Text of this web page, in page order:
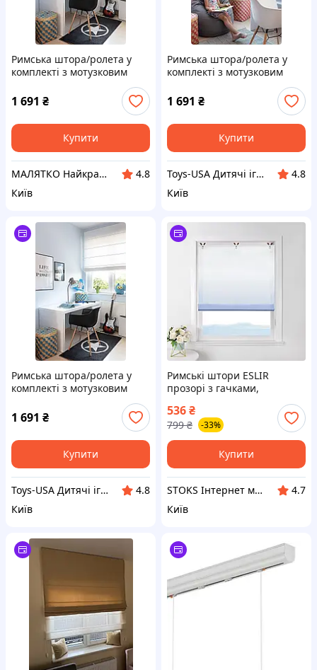
Римська штора/ролета у
комплекті з мотузковим
карнизом (розмір 100 см -
150/170 см) Колір в
ассортименті.
1 691 ₴
Купити
МАЛЯТКО Найкраще для ваших дітей
4.8
Київ
Римська штора/ролета у
комплекті з мотузковим
карнизом (розмір 100 см -
150/170 см) Колір в
ассортименті.
1 691 ₴
Купити
Toys-USA Дитячі іграшки зі США та Європи
4.8
Київ
Римська штора/ролета у
комплекті з мотузковим
карнизом (розмір 100 см -
150/170 см) Колір в
ассортименті.
1 691 ₴
Купити
Toys-USA Дитячі іграшки зі США та Європи
4.8
Київ
Римські штори ESLIR
прозорі з гачками,
45см
536₴
799 ₴ -33%
Купити
STOKS Інтернет магазин стокового товару з Європи та США.
4.7
Київ